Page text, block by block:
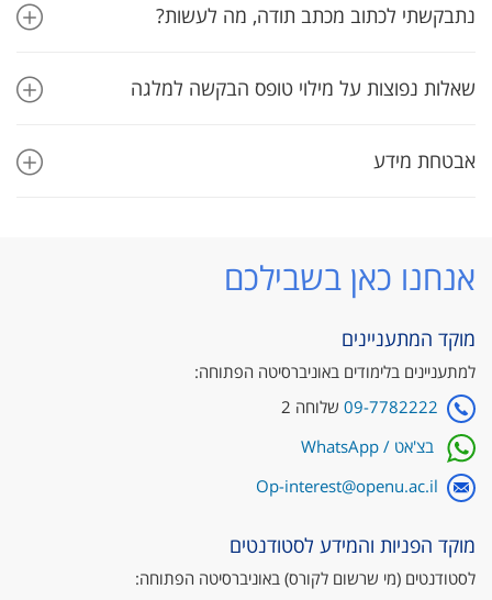
נתבקשתי לכתוב מכתב תודה, מה לעשות?
שאלות נפוצות על מילוי טופס הבקשה למלגה
אבטחת מידע
אנחנו כאן בשבילכם
מוקד המתעניינים
למתעניינים בלימודים באוניברסיטה הפתוחה:
09-7782222 שלוחה 2
ב​צ'אט / WhatsApp
מוקד הפניות והמידע לסטודנטים
לסטודנטים (מי שרשום לקורס) באוניברסיטה הפתוחה: